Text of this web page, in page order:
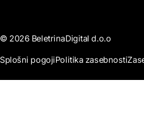
© 2026 BeletrinaDigital d.o.o
Splošni pogojiPolitika zasebnosti